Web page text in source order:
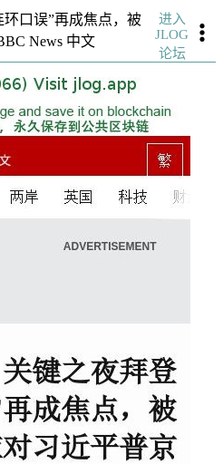
口误”再成焦点，被
News 中文
进入
JLOG
论坛